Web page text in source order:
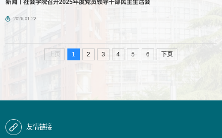
新闻丨社会学院召开2025年度党员领导干部民主生活会
2026-01-22
上页 1 2 3 4 5 6 下页
友情链接